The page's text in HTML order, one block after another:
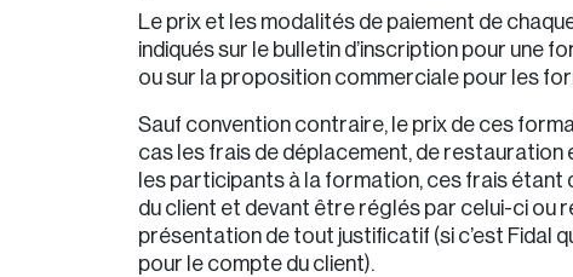
Le prix et les modalités de paiement de
indiqués sur le bulletin d’inscription pour une
ou sur la proposition commerciale pour les
Sauf convention contraire, le prix de ces
cas les frais de déplacement, de restauration
les participants à la formation, ces frais
du client et devant être réglés par celui-ci ou
présentation de tout justificatif (si c’est Fidal
pour le compte du client).